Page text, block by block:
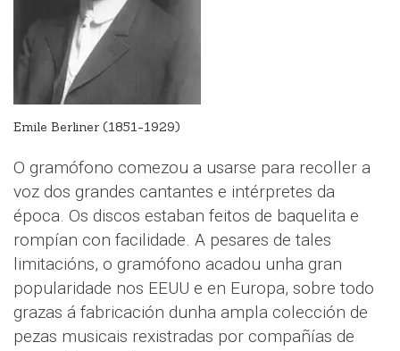
Emile Berliner (1851-1929)
O gramófono comezou a usarse para recoller a
voz dos grandes cantantes e intérpretes da
época. Os discos estaban feitos de baquelita e
rompían con facilidade. A pesares de tales
limitacións, o gramófono acadou unha gran
popularidade nos EEUU e en Europa, sobre todo
grazas á fabricación dunha ampla colección de
pezas musicais rexistradas por compañías de